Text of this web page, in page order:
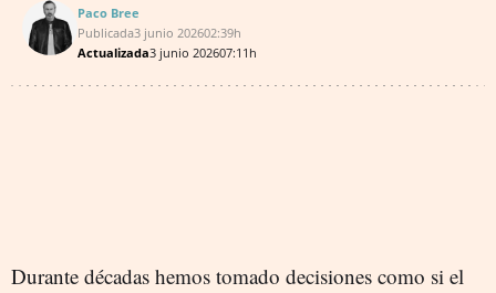
Paco Bree
Publicada3 junio 202602:39h
Actualizada3 junio 202607:11h
Durante décadas hemos tomado decisiones como si el